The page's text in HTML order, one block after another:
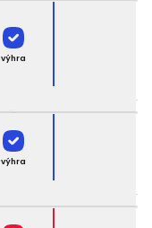
výhra
výhra